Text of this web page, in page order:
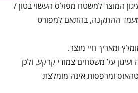
המוצר למשטח מפולס העשוי בטון /
ההתקנה, בהתאם למפורט
ומאריך חיי מוצר.
ועיגון על משטחים צמודי קרקע, ולכן
ומרפסות אינה מומלצת